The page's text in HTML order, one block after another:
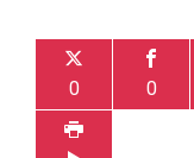
0 0